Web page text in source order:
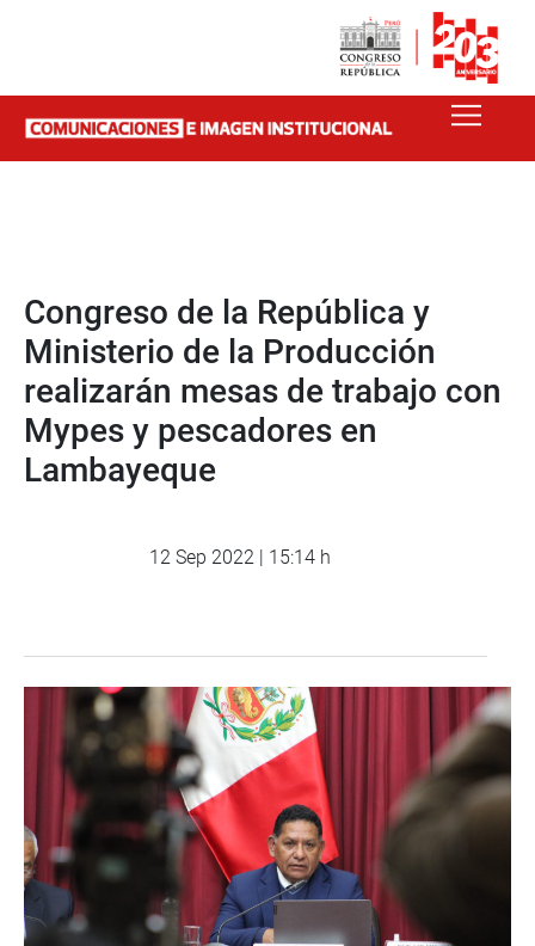
Congreso de la República y
Ministerio de la Producción
realizarán mesas de trabajo con
Mypes y pescadores en
Lambayeque
12 Sep 2022 | 15:14 h